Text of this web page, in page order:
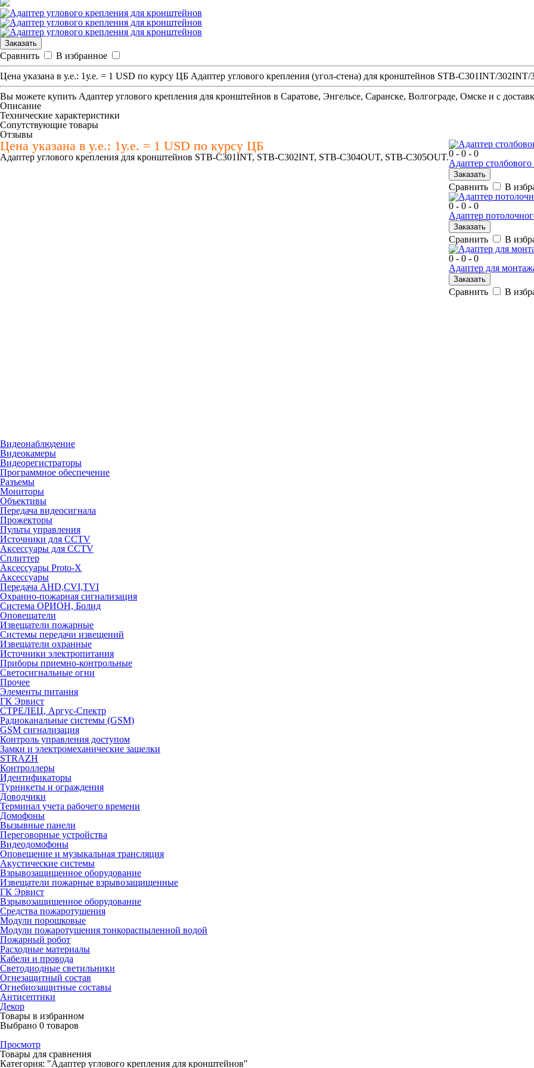
Заказать
Сравнить
В избранное
Цена указана в у.е.: 1у.е. = 1 USD по курсу ЦБ Адаптер углового крепления (угол-стена) для кронштейнов STB-C301INT/
Вы можете купить Адаптер углового крепления для кронштейнов в Саратове, Энгельсе, Саранске, Волгограде, Омске и с
Описание
Технические характеристики
Сопутствующие товары
Отзывы
Цена указана в у.е.: 1у.е. = 1 USD по курсу ЦБ
Адаптер углового крепления для кронштейнов STB-C301INT, STB-C302INT, STB-C304OUT, STB-C305OUT.0 - 0 - 0
Адаптер
Заказать
Сравнить
В
0 - 0 - 0
Адаптер
Заказать
Сравнить
В
0 - 0 - 0
Адаптер для
Заказать
Сравнить В
Видеонаблюдение
Видеокамеры
Видеорегистраторы
Программное обеспечение
Разъемы
Мониторы
Объективы
Передача видеосигнала
Прожекторы
Пульты управления
Источники для CCTV
Аксессуары для CCTV
Сплиттер
Аксессуары Proto-X
Аксессуары
Передача AHD,CVI,TVI
Охранно-пожарная сигнализация
Система ОРИОН, Болид
Оповещатели
Извещатели пожарные
Системы передачи извещений
Извещатели охранные
Источники электропитания
Приборы приемно-контрольные
Светосигнальные огни
Прочее
Элементы питания
ГК Эрвист
СТРЕЛЕЦ, Аргус-Спектр
Радиоканальные системы (GSM)
GSM сигнализация
Контроль управления доступом
Замки и электромеханические защелки
STRAZH
Контроллеры
Идентификаторы
Турникеты и ограждения
Доводчики
Терминал учета рабочего времени
Домофоны
Вызывные панели
Переговорные устройства
Видеодомофоны
Оповещение и музыкальная трансляция
Акустические системы
Взрывозащищенное оборудование
Извещатели пожарные взрывозащищенные
ГК Эрвист
Взрывозащищенное оборудование
Средства пожаротушения
Модули порошковые
Модули пожаротушения тонкораспыленной водой
Пожарный робот
Расходные материалы
Кабели и провода
Светодиодные светильники
Огнезащитный состав
Огнебиозащитные составы
Антисептики
Декор
Товары в избранном
Выбрано 0 товаров
Просмотр
Товары для сравнения
Категория: "Адаптер углового крепления для кронштейнов"